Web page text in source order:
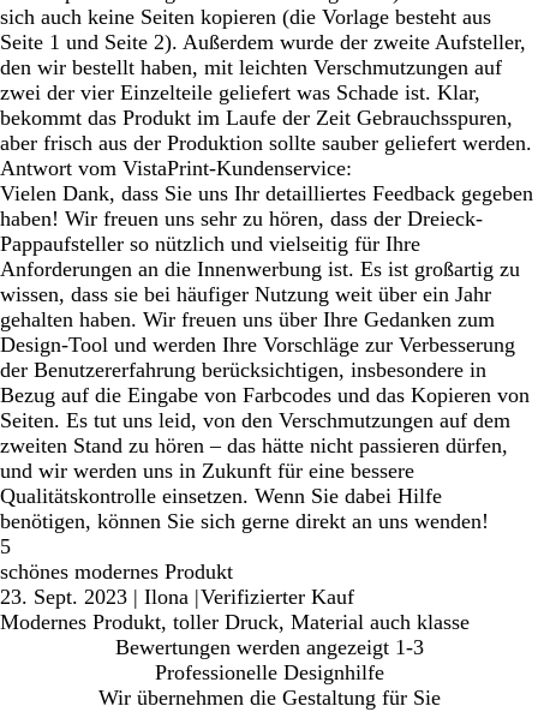
sich auch keine Seiten kopieren (die Vorlage besteht aus
Seite 1 und Seite 2). Außerdem wurde der zweite Aufsteller,
den wir bestellt haben, mit leichten Verschmutzungen auf
zwei der vier Einzelteile geliefert was Schade ist. Klar,
bekommt das Produkt im Laufe der Zeit Gebrauchsspuren,
aber frisch aus der Produktion sollte sauber geliefert werden.
Antwort vom VistaPrint-Kundenservice:
Vielen Dank, dass Sie uns Ihr detailliertes Feedback gegeben
haben! Wir freuen uns sehr zu hören, dass der Dreieck-
Pappaufsteller so nützlich und vielseitig für Ihre
Anforderungen an die Innenwerbung ist. Es ist großartig zu
wissen, dass sie bei häufiger Nutzung weit über ein Jahr
gehalten haben. Wir freuen uns über Ihre Gedanken zum
Design-Tool und werden Ihre Vorschläge zur Verbesserung
der Benutzererfahrung berücksichtigen, insbesondere in
Bezug auf die Eingabe von Farbcodes und das Kopieren von
Seiten. Es tut uns leid, von den Verschmutzungen auf dem
zweiten Stand zu hören – das hätte nicht passieren dürfen,
und wir werden uns in Zukunft für eine bessere
Qualitätskontrolle einsetzen. Wenn Sie dabei Hilfe
benötigen, können Sie sich gerne direkt an uns wenden!
5
schönes modernes Produkt
23. Sept. 2023 | Ilona |Verifizierter Kauf
Modernes Produkt, toller Druck, Material auch klasse
Bewertungen werden angezeigt 1-3
Professionelle Designhilfe
Wir übernehmen die Gestaltung für Sie